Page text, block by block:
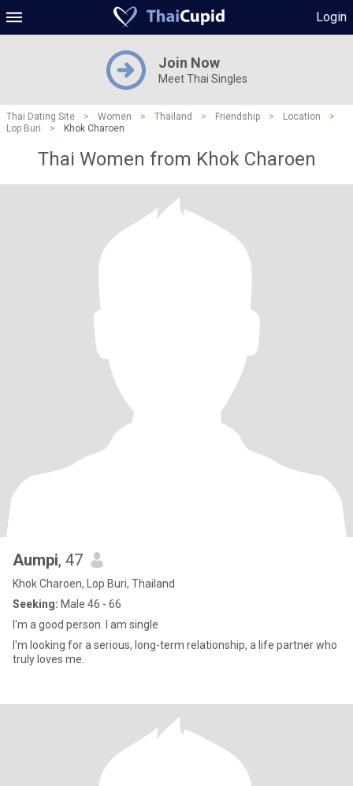
Login
Join Now
Meet Thai Singles
Thai Dating Site > Women > Thailand > Friendship > Location
>
Lop Buri
> Khok Charoen
Thai Women from Khok Charoen
Aumpi, 47
Khok Charoen, Lop Buri, Thailand
Seeking: Male 46 - 66
I'm a good person. I am single
I'm looking for a serious, long-term relationship, a life partner who
truly loves me.